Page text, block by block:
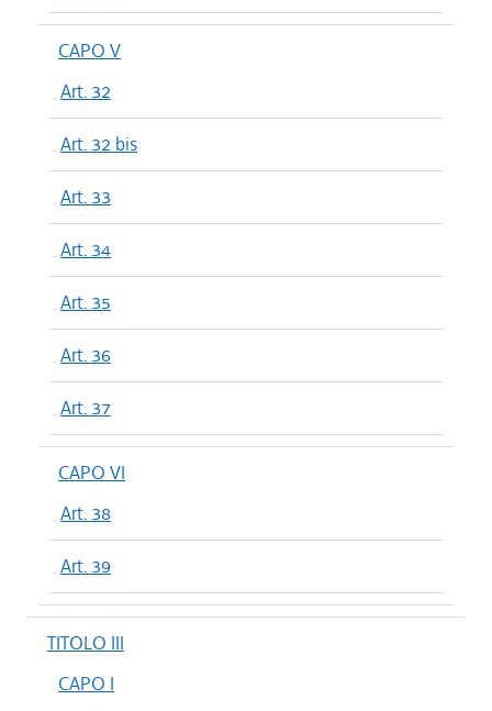
CAPO V
Art. 32
Art. 32 bis
Art. 33
Art. 34
Art. 35
Art. 36
Art. 37
CAPO VI
Art. 38
Art. 39
TITOLO III
CAPO I